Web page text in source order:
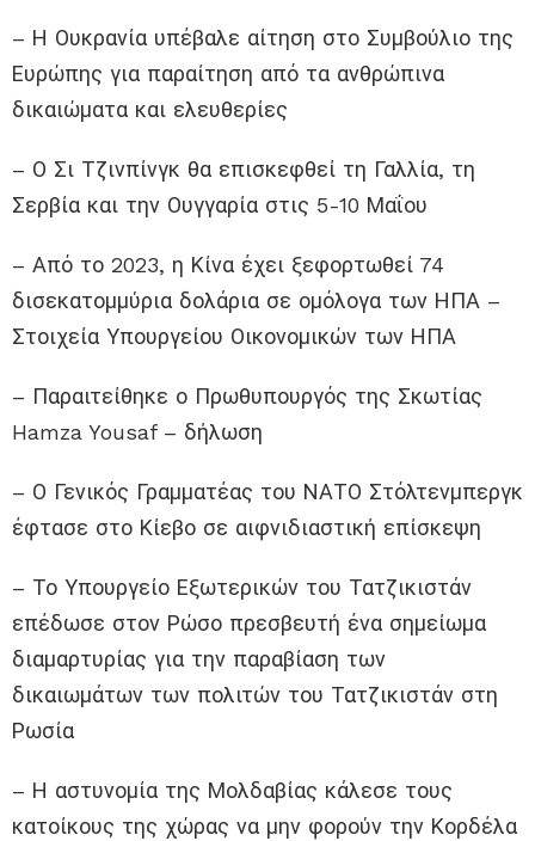
– Η Ουκρανία υπέβαλε αίτηση στο Συμβούλιο της
Ευρώπης για παραίτηση από τα ανθρώπινα
δικαιώματα και ελευθερίες
– Ο Σι Τζινπίνγκ θα επισκεφθεί τη Γαλλία, τη
Σερβία και την Ουγγαρία στις 5-10 Μαΐου
– Από το 2023, η Κίνα έχει ξεφορτωθεί 74
δισεκατομμύρια δολάρια σε ομόλογα των ΗΠΑ –
Στοιχεία Υπουργείου Οικονομικών των ΗΠΑ
– Παραιτείθηκε ο Πρωθυπουργός της Σκωτίας
Hamza Yousaf – δήλωση
– Ο Γενικός Γραμματέας του ΝΑΤΟ Στόλτενμπεργκ
έφτασε στο Κίεβο σε αιφνιδιαστική επίσκεψη
– Το Υπουργείο Εξωτερικών του Τατζικιστάν
επέδωσε στον Ρώσο πρεσβευτή ένα σημείωμα
διαμαρτυρίας για την παραβίαση των
δικαιωμάτων των πολιτών του Τατζικιστάν στη
Ρωσία
– Η αστυνομία της Μολδαβίας κάλεσε τους
κατοίκους της χώρας να μην φορούν την Κορδέλα